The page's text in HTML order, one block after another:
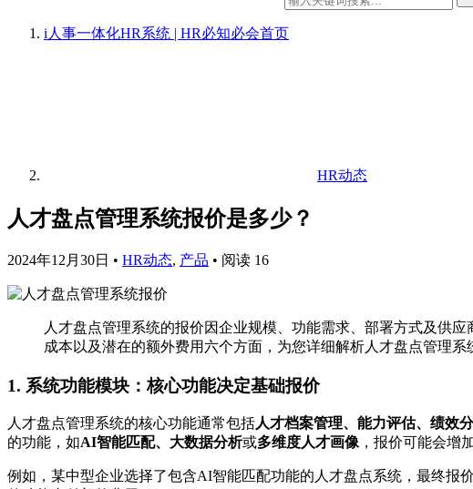
i人事一体化HR系统 | HR必知必会首页
HR动态
人才盘点管理系统报价是多少？
2024年12月30日 • HR动态, 产品 • 阅读 16
人才盘点管理系统的报价因企业规模、功能需求、部署方式及供
成本以及潜在的额外费用六个方面，为您详细解析人才盘点管理
1. 系统功能模块：核心功能决定基础报价
人才盘点管理系统的核心功能通常包括人才档案管理、能力评估、绩效
的功能，如AI智能匹配、大数据分析或多维度人才画像 ，报价可能会增
例如，某中型企业选择了包含AI智能匹配功能的人才盘点系统，最终报